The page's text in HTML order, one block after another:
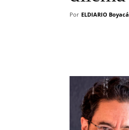
Por ELDIARIO Boyacá